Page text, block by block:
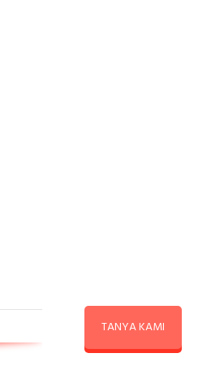
TANYA KAMI